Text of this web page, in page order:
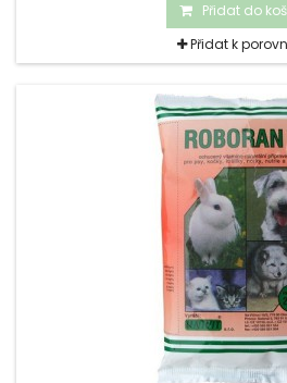
Přidat do
Přidat k